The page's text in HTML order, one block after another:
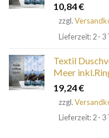
10,84€
zzgl.
Lieferzeit: 2 - 3
Textil
Meer
19,24€
zzgl.
Lieferzeit: 2 - 3